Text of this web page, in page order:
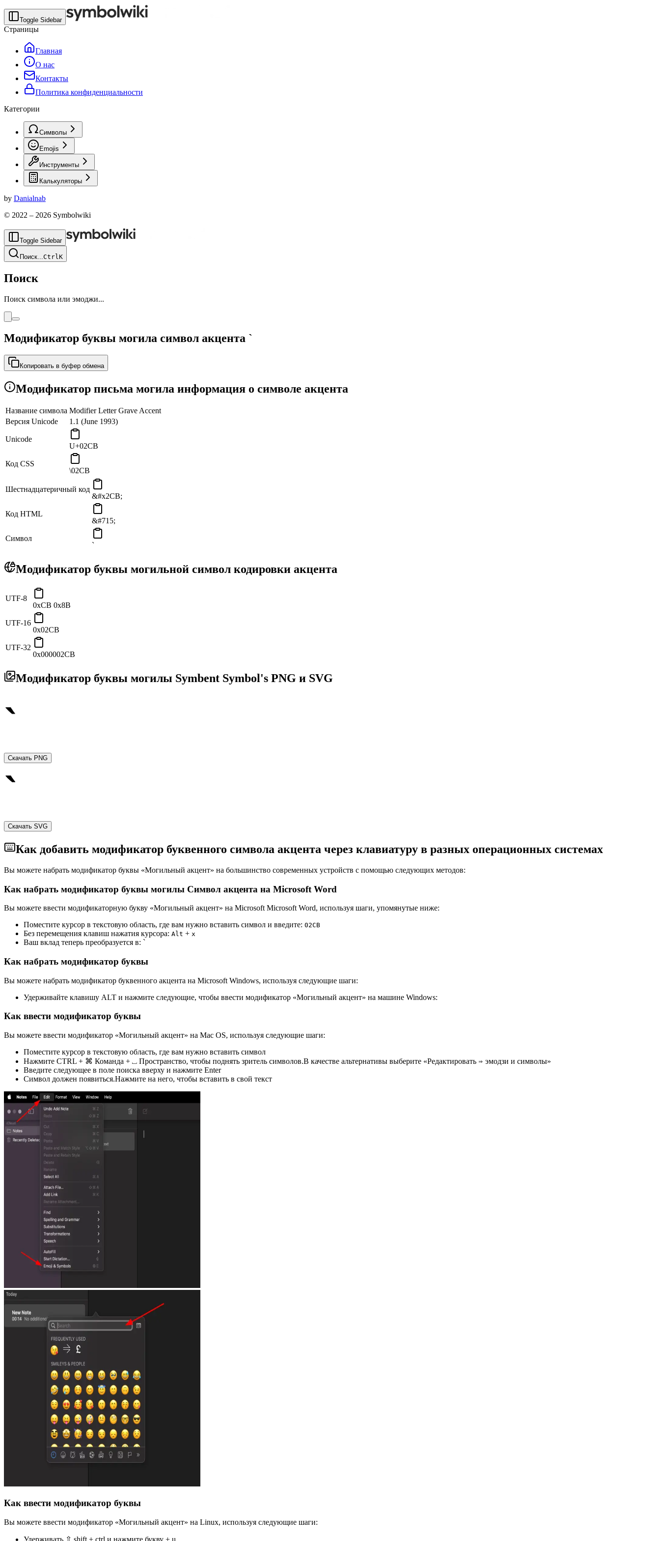
Toggle Sidebar
Страницы
Главная
О нас
Контакты
Политика конфиденциальности
Категории
Символы
Emojis
Инструменты
Калькуляторы
by Danialnab
© 2022 – 2026 Symbolwiki
Toggle Sidebar
Поиск...CtrlK
Поиск
Поиск символа или эмоджи...
Модификатор буквы могила символ акцента ˋ
Копировать в буфер обмена
Модификатор письма могила информация о символе акцента
Название символа Modifier Letter Grave Accent
Версия Unicode
1.1 (June 1993)
Unicode
U+02CB
Код CSS
\02CB
Шестнадцатеричный код
&#x2CB;
Код HTML
&#715;
Символ
ˋ
Модификатор буквы могильной символ кодировки акцента
UTF-8
0xCB 0x8B
UTF-16
0x02CB
UTF-32
0x000002CB
Модификатор буквы могилы Symbent Symbol's PNG и SVG
Скачать PNG
Скачать SVG
Как добавить модификатор буквенного символа акцента через клавиатуру в разных операционных системах
Вы можете набрать модификатор буквы «Могильный акцент» на большинство современных устройств с помощью следующих методов:
Как набрать модификатор буквы могилы Символ акцента на Microsoft Word
Вы можете ввести модификаторную букву «Могильный акцент» на Microsoft Microsoft Word, используя шаги, упомянутые ниже:
Поместите курсор в текстовую область, где вам нужно вставить символ и введите: 02CB
Без перемещения клавиш нажатия курсора: Alt + x
Ваш вклад теперь преобразуется в: ˋ
Как набрать модификатор буквы
Вы можете набрать модификатор буквенного акцента на Microsoft Windows, используя следующие шаги:
Удерживайте клавишу ALT и нажмите следующие, чтобы ввести модификатор «Могильный акцент» на машине Windows:
Как ввести модификатор буквы
Вы можете ввести модификатор «Могильный акцент» на Mac OS, используя следующие шаги:
Поместите курсор в текстовую область, где вам нужно вставить символ
Нажмите CTRL + ⌘ Команда + ⎵ Пространство, чтобы поднять зритель символов.В качестве альтернативы выберите «Редактировать ⇒ эмодзи и символы»
Введите следующее в поле поиска вверху и нажмите Enter
Символ должен появиться.Нажмите на него, чтобы вставить в свой текст
Как ввести модификатор буквы
Вы можете ввести модификатор «Могильный акцент» на Linux, используя следующие шаги:
Удерживать ⇧ shift + ctrl и нажмите букву + u